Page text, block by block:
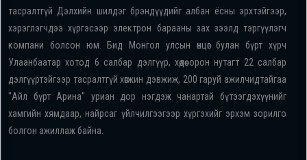
тасралтгүй Дэлхийн шилдэг брэндүүдийг албан ёсны эрхтэйгээр,
хэрэглэгчдээ хүргэсээр электрон барааны зах зээлд тэргүүлэгч
компани болсон юм. Бид Монгол улсын өнцөг булан бүрт хүрч
Улаанбаатар хотод 6 салбар дэлгүүр, хөдөө орон нутагт 22 салбар
дэлгүүртэйгээр тасралтгүй хөгжин дэвжиж, 200 гаруй ажилчидтайгаа
"Айл бүрт Арина" уриан дор нэгдэж чанартай бүтээгдэхүүнийг
хамгийн хямдаар, найрсаг үйлчилгээгээр хүргэхийг эрхэм зорилго
болгон ажиллаж байна.